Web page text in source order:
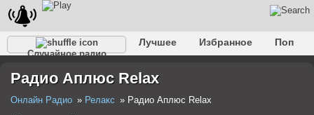
Случайное радио
Лучшее Избранное
Поп
Разговорное
Рэп Транс
Радио Аплюс Relax
Онлайн Радио Релакс
Радио Аплюс Relax